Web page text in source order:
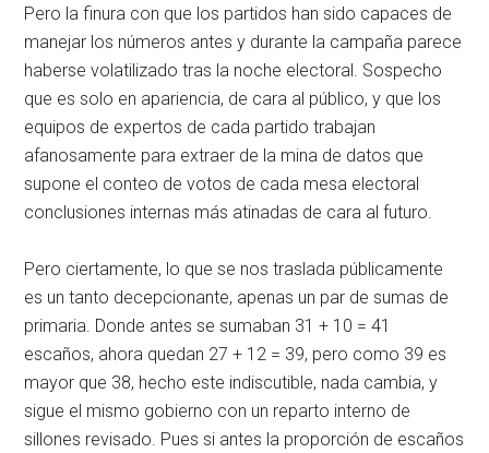
Pero la finura con que los partidos han sido capaces de
manejar los números antes y durante la campaña parece
haberse volatilizado tras la noche electoral. Sospecho
que es solo en apariencia, de cara al público, y que los
equipos de expertos de cada partido trabajan
afanosamente para extraer de la mina de datos que
supone el conteo de votos de cada mesa electoral
conclusiones internas más atinadas de cara al futuro.
Pero ciertamente, lo que se nos traslada públicamente
es un tanto decepcionante, apenas un par de sumas de
primaria. Donde antes se sumaban 31 + 10 = 41
escaños, ahora quedan 27 + 12 = 39, pero como 39 es
mayor que 38, hecho este indiscutible, nada cambia, y
sigue el mismo gobierno con un reparto interno de
sillones revisado. Pues si antes la proporción de escaños